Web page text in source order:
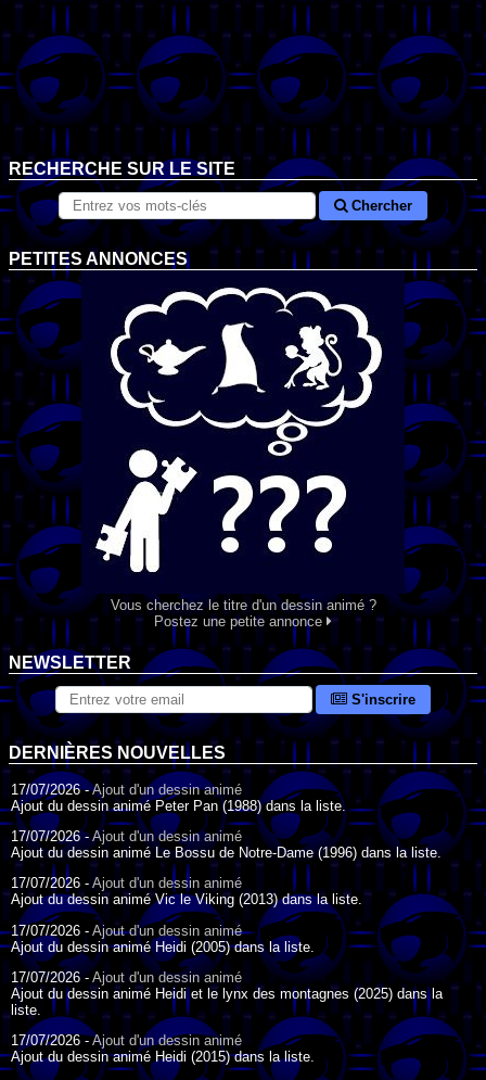
RECHERCHE SUR LE SITE
Chercher
PETITES ANNONCES
Vous cherchez le titre d'un dessin animé ?
Postez une petite annonce
NEWSLETTER
S'inscrire
DERNIÈRES NOUVELLES
17/07/2026 -Ajout d'un dessin animé
Ajout du dessin animé Peter Pan (1988) dans la liste.
17/07/2026 -Ajout d'un dessin animé
Ajout du dessin animé Le Bossu de Notre-Dame (1996) dans la liste.
17/07/2026 - Ajout d'un dessin animé
Ajout du dessin animé Vic le Viking (2013) dans la liste.
17/07/2026 - Ajout d'un dessin animé
Ajout du dessin animé Heidi (2005) dans la liste.
17/07/2026 -Ajout d'un dessin animé
Ajout du dessin animé Heidi et le lynx des montagnes (2025) dans la
liste.
17/07/2026 -Ajout d'un dessin animé
Ajout du dessin animé Heidi (2015) dans la liste.